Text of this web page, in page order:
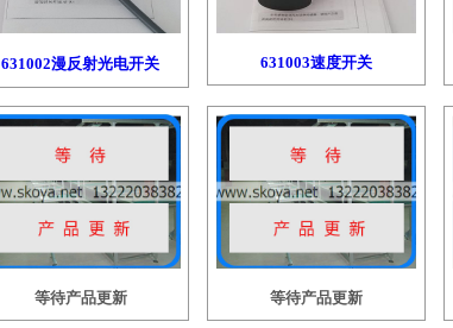
631002漫反射光电开关 631003速度开关
等待产品更新 等待产品更新